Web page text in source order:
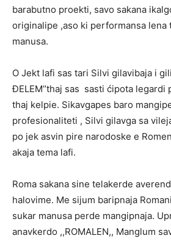
barabutno proekti, savo sakana
originalipe ,aso ki performansa lena
manusa.
O Jekt lafi sas tari Silvi gilavibaja i
ĐELEM’’thaj sas sasti ćipota
thaj kelpie. Sikavgapes baro
profesionaliteti , Silvi gilavga sa
po jek asvin pire narodoske e
akaja tema lafi.
Roma sakana sine telakerde
halovime. Me sijum baripnaja
sukar manusa perde mangipnaja.
anavkerdo ,,ROMALEN,, Manglum